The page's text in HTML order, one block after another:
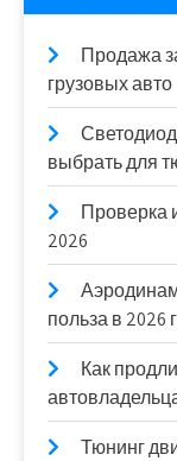
Продажа
грузовых авто
выбрать для
Проверка
2026
польза в 2026
Как
Тюнинг